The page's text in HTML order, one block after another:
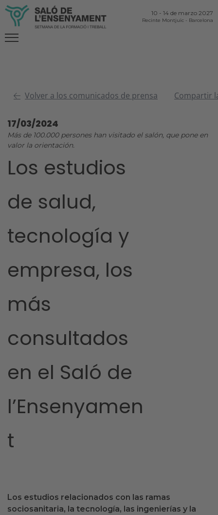
10 - 14 de marzo 2027
Recinte Montjuïc - Barcelona
Volver a los comunicados de prensa Compartir
17/03/2024
Más de 100.000 persones han visitado el salón, que pone en
valor la orientación.
Los estudios
de salud,
tecnología y
empresa, los
más
consultados
en el Saló de
l’Ensenyamen
t
Los estudios relacionados con las ramas
sociosanitaria, la tecnología, las ingenierías y la